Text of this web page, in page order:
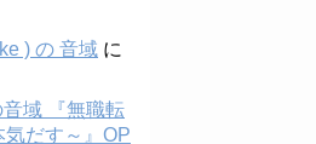
) の 音域 に
音域 『無職転
だす～』OP